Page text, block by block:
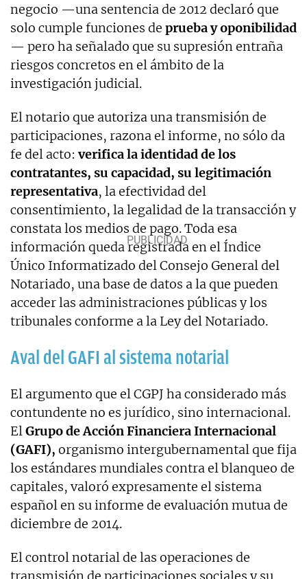
negocio —una sentencia de 2012 declaró que
solo cumple funciones de prueba y oponibilidad
— pero ha señalado que su supresión entraña
riesgos concretos en el ámbito de la
investigación judicial.
El notario que autoriza una transmisión de
participaciones, razona el informe, no sólo da
fe del acto: verifica la identidad de los
contratantes, su capacidad, su legitimación
representativa, la efectividad del
consentimiento, la legalidad de la transacción y
constata los medios de pago. Toda esa
información queda registrada en el Índice
Único Informatizado del Consejo General del
Notariado, una base de datos a la que pueden
acceder las administraciones públicas y los
tribunales conforme a la Ley del Notariado.
Aval del GAFI al sistema notarial
El argumento que el CGPJ ha considerado más
contundente no es jurídico, sino internacional.
ElGrupo de Acción Financiera Internacional
(GAFI), organismo intergubernamental que fija
los estándares mundiales contra el blanqueo de
capitales, valoró expresamente el sistema
español en su informe de evaluación mutua de
diciembre de 2014.
El control notarial de las operaciones de